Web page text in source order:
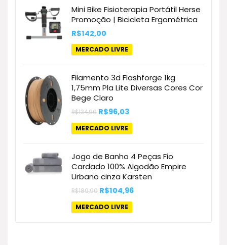
R$449,99.R$289,74.
Mini Bike Fisioterapia Portátil Herse
Promoção | Bicicleta Ergométrica
R$142,00
MERCADO LIVRE
Filamento 3d Flashforge 1kg
1,75mm Pla Lite Diversas Cores Cor
Bege Claro
R$134,90 O
original
era:
R$96,03O
atual
é:
MERCADO LIVRE
Jogo de Banho 4 Peças Fio
Cardado 100% Algodão Empire
Urbano cinza Karsten
R$189,90 O
original
era:
R$104,96O
MERCADO LIVRE